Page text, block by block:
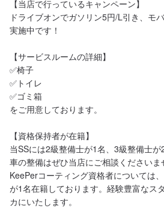
【当店で行っているキャンペーン】
ドライブオンでガソリン5円/L引き、モ
実施中です！
【サービスルームの詳細】
✅椅子
✅トイレ
✅ゴミ箱
をご用意しております。
【資格保持者が在籍】
当SSには2級整備士が1名、3級整備士
車の整備はぜひ当店にご相談くださいま
KeePerコーティング資格者については
が1名在籍しております。経験豊富なス
カにいたします。